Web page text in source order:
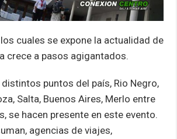
cuales se expone la actualidad de
crece a pasos agigantados.
puntos del país, Rio Negro,
Salta, Buenos Aires, Merlo entre
se hacen presente en este evento.
agencias de viajes,